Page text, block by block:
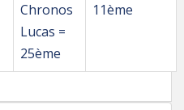
Chronos
Lucas =
25ème
11ème